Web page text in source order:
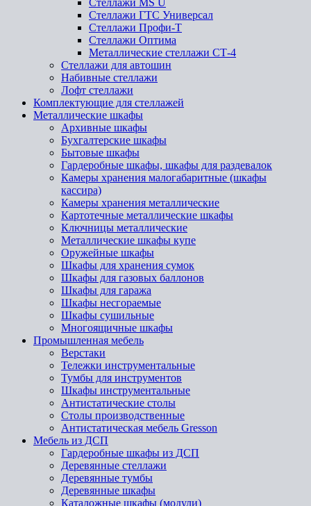
Стеллажи MS U
Стеллажи ГТС Универсал
Стеллажи Профи-Т
Стеллажи Оптима
Металлические стеллажи СТ-4
Стеллажи для автошин
Набивные стеллажи
Лофт стеллажи
Комплектующие для стеллажей
Металлические шкафы
Архивные шкафы
Бухгалтерские шкафы
Бытовые шкафы
Гардеробные шкафы, шкафы для раздевалок
Камеры хранения малогабаритные (шкафы
кассира)
Камеры хранения металлические
Картотечные металлические шкафы
Ключницы металлические
Металлические шкафы купе
Оружейные шкафы
Шкафы для хранения сумок
Шкафы для газовых баллонов
Шкафы для гаража
Шкафы несгораемые
Шкафы сушильные
Многоящичные шкафы
Промышленная мебель
Верстаки
Тележки инструментальные
Тумбы для инструментов
Шкафы инструментальные
Антистатические столы
Столы производственные
Антистатическая мебель Gresson
Мебель из ДСП
Гардеробные шкафы из ДСП
Деревянные стеллажи
Деревянные тумбы
Деревянные шкафы
Каталожные шкафы (модули)